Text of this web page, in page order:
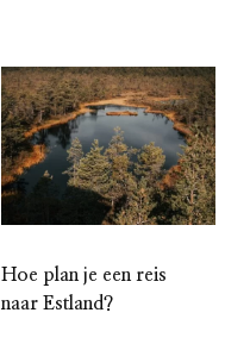
Hoe plan je een reis
naar Estland?